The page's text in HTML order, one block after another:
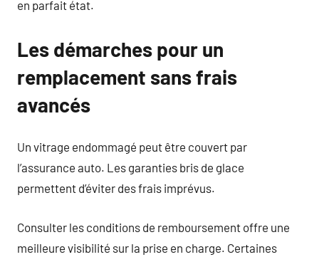
en parfait état.
Les démarches pour un
remplacement sans frais
avancés
Un vitrage endommagé peut être couvert par
l’assurance auto. Les garanties bris de glace
permettent d’éviter des frais imprévus.
Consulter les conditions de remboursement offre une
meilleure visibilité sur la prise en charge. Certaines